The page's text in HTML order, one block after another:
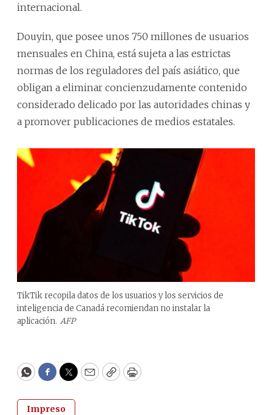
internacional.
Douyin, que posee unos 750 millones de usuarios
mensuales en China, está sujeta a las estrictas
normas de los reguladores del país asiático, que
obligan a eliminar concienzudamente contenido
considerado delicado por las autoridades chinas y
a promover publicaciones de medios estatales.
TikTik recopila datos de los usuarios y los servicios de
inteligencia de Canadá recomiendan no instalar la
aplicación. AFP
WhatsApp
Facebook
Twitter
EmailCopyPrint
Impreso